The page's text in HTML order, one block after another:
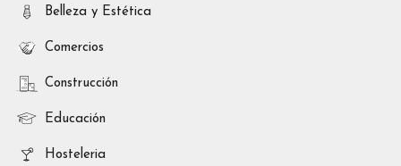
Belleza y Estética
Comercios
Construcción
Educación
Hosteleria